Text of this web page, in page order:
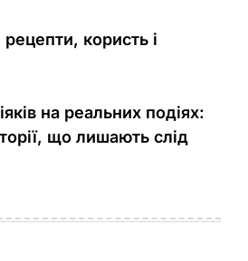
рецепти, користь і
на реальних подіях:
що лишають слід